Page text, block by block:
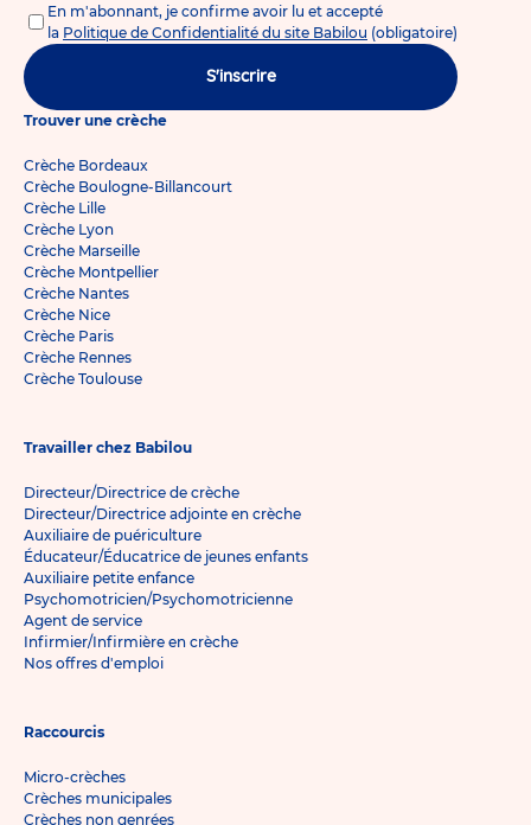
En m'abonnant, je confirme avoir lu et accepté
la Politique de Confidentialité du site Babilou (obligatoire)
S'inscrire
Trouver une crèche
Crèche Bordeaux
Crèche Boulogne-Billancourt
Crèche Lille
Crèche Lyon
Crèche Marseille
Crèche Montpellier
Crèche Nantes
Crèche Nice
Crèche Paris
Crèche Rennes
Crèche Toulouse
Travailler chez Babilou
Directeur/Directrice de crèche
Directeur/Directrice adjointe en crèche
Auxiliaire de puériculture
Éducateur/Éducatrice de jeunes enfants
Auxiliaire petite enfance
Psychomotricien/Psychomotricienne
Agent de service
Infirmier/Infirmière en crèche
Nos offres d'emploi
Raccourcis
Micro-crèches
Crèches municipales
Crèches non genrées